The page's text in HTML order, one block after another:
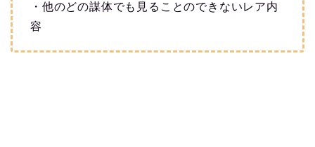
・他のどの謀体でも見ることのできないレア内
容